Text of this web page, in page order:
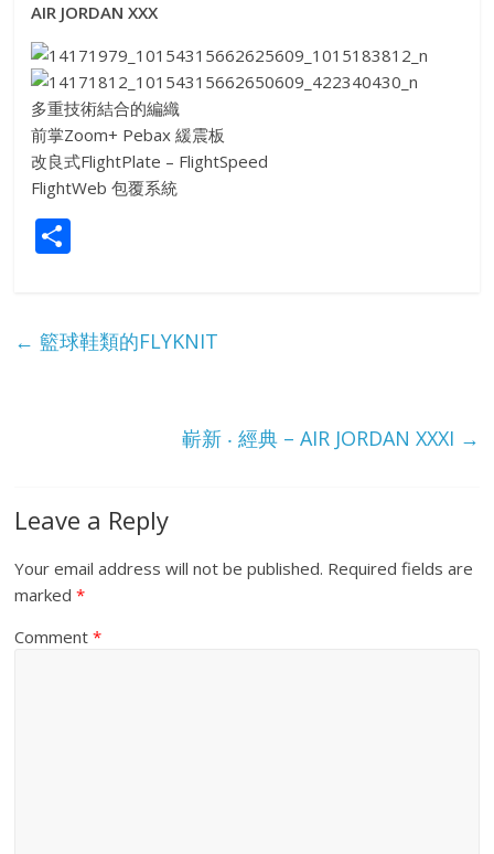
AIR JORDAN XXX
多重技術結合的編織
前掌Zoom+ Pebax 緩震板
改良式FlightPlate – FlightSpeed
FlightWeb 包覆系統
e
← 籃球鞋類的FLYKNIT
嶄新 ‧ 經典 – AIR JORDAN XXXI →
Leave a Reply
Your email address will not be published. Required fields are
marked*
Comment*